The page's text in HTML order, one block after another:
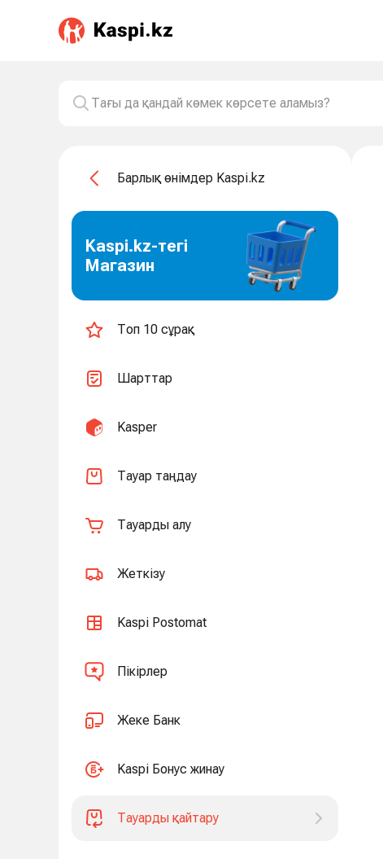
Барлық өнімдер Kaspi.kz
Kaspi.kz-тегі
Магазин
Топ 10 сұрақ
Шарттар
Kasper
Тауар таңдау
Тауарды алу
Жеткізу
Kaspi Postomat
Пікірлер
Жеке Банк
Kaspi Бонус жинау
Тауарды қайтару